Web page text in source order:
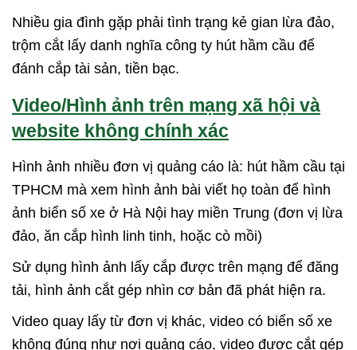
Nhiều gia đình gặp phải tình trạng kẻ gian lừa đảo,
trộm cắt lấy danh nghĩa công ty hút hầm cầu để
đánh cắp tài sản, tiền bạc.
Video/Hình ảnh trên mạng xã hội và
website không chính xác
Hình ảnh nhiều đơn vị quảng cáo là: hút hầm cầu tại
TPHCM mà xem hình ảnh bài viết họ toàn để hình
ảnh biển số xe ở Hà Nội hay miền Trung (đơn vị lừa
đảo, ăn cắp hình linh tinh, hoặc cò mồi)
Sử dụng hình ảnh lấy cắp được trên mạng để đăng
tải, hình ảnh cắt gép nhìn cơ bản đã phát hiện ra.
Video quay lấy từ đơn vị khác, video có biển số xe
không đúng như nơi quảng cáo, video được cắt gép